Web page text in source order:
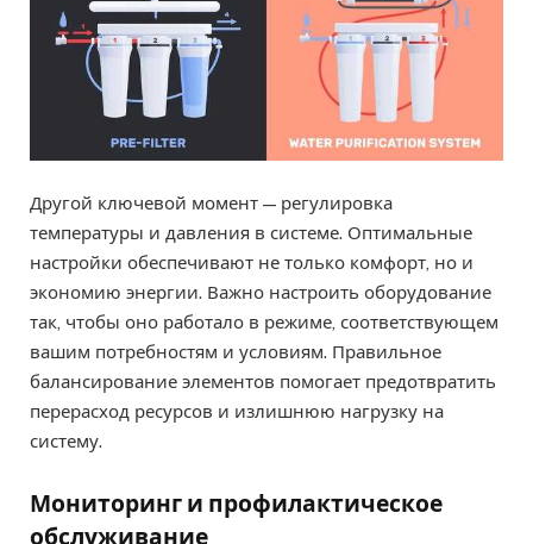
Другой ключевой момент — регулировка
температуры и давления в системе. Оптимальные
настройки обеспечивают не только комфорт, но и
экономию энергии. Важно настроить оборудование
так, чтобы оно работало в режиме, соответствующем
вашим потребностям и условиям. Правильное
балансирование элементов помогает предотвратить
перерасход ресурсов и излишнюю нагрузку на
систему.
Мониторинг и профилактическое
обслуживание